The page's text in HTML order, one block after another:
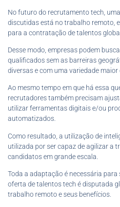
No futuro do recrutamento tech,
discutidas está no trabalho remoto,
para a contratação de talentos
Desse modo, empresas podem
qualificados sem as barreiras
diversas e com uma variedade maior
Ao mesmo tempo em que há essa
recrutadores também precisam
utilizar ferramentas digitais e/ou
automatizados.
Como resultado, a utilização de
utilizada por ser capaz de agilizar a
candidatos em grande escala.
Toda a adaptação é necessária
oferta de talentos tech é disputada
trabalho remoto e seus benefícios.